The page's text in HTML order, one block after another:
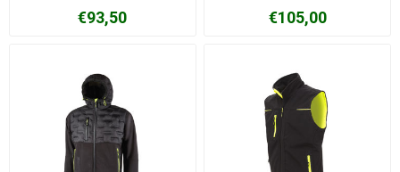
€93,50 €105,00